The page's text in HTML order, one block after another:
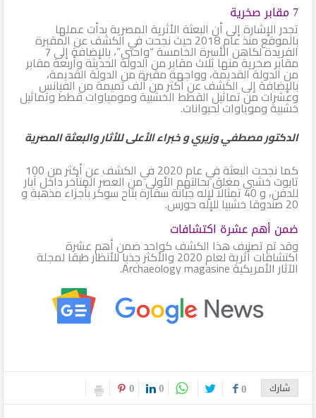
7 مقابر صخرية
تجدر الإشارة إلى أن البعثة الأثرية المصرية بدأت عملها
بالموقع منذ عام 2018 حيث نجحت في الكشف عن المقبرة
الفريدة لكاهن الأسرة الخامسة “واحتى”، بالإضافة إلى 7
مقابر صخرية منها ثلاث مقابر من الدولة الحديثة وأربعة مقابر
من الدولة القديمة، وواجهة مقبرة من الدولة القديمة،
بالإضافة إلى الكشف عن أكثر من ألف تميمة من الفيانس
وعشرات من تماثيل القطط الخشبية ومومياوات قطط وتماثيل
خشبية وموياوات لحيوانات.
الدكتور مصطفي وزيري و خبراء الأعلى للأثار والبعثة المصرية
كما نجحت البعثة في عام 2020 في الكشف عن أكثر من 100
تابوت خشبي مغلق بحالتهم الأولى من العصر المتأخر داخل آبار
للدفن، و 40 تمثالا لإله جبانة سقارة بتاح سوكر بأجزاء مذهبة و
20 صندوقا خشبيا للإله حورس.
ضمن أهم عشرة اكتشافات
وقد تم تصنيف هذا الكشف كواحد ضمن أهم عشرة
اكتشافات أثرية لعام 2020 والأكثر جذبا للأنظار طبقا لمجلة
الآثار الأمريكيةArchaeology magasine.
شارك 0
0
0